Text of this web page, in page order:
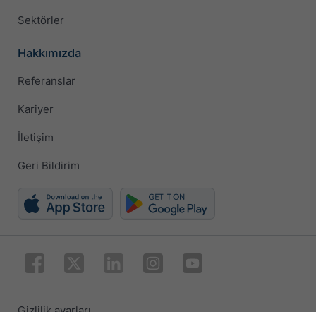
Sektörler
Hakkımızda
Referanslar
Kariyer
İletişim
Geri Bildirim